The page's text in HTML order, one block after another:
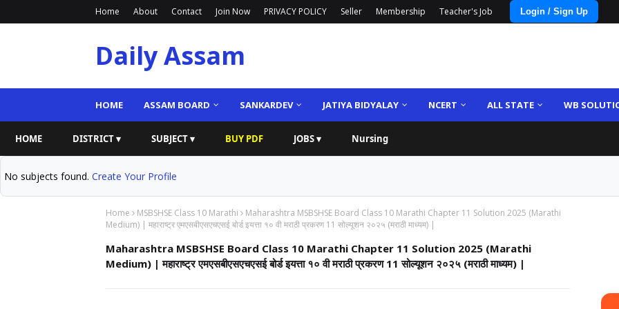
Home About Contact Join Now PRIVACY POLICY Seller Membership Teacher's Job Login / Sign Up
Daily Assam
HOME ASSAM BOARD SANKARDEV JATIYA BIDYALAY NCERT ALL STATE WB
HOME DISTRICT ▾ SUBJECT ▾ BUY PDF JOBS ▾ Nursing
No subjects found. Create Your Profile
Home MSBSHSE Class 10 Marathi
Maharashtra MSBSHSE Board Class 10 Marathi Chapter 11 Solution 2025 (Marathi
Medium) | महाराष्ट्र एमएसबीएसएचएसई बोर्ड इयत्ता १० वी मराठी प्रकरण 11 सोल्यूशन २०२५ (मराठी माध्यम) |
Maharashtra MSBSHSE Board Class 10 Marathi Chapter 11 Solution 2025 (Marathi
Medium) | महाराष्ट्र एमएसबीएसएचएसई बोर्ड इयत्ता १० वी मराठी प्रकरण 11 सोल्यूशन २०२५ (मराठी माध्यम) |